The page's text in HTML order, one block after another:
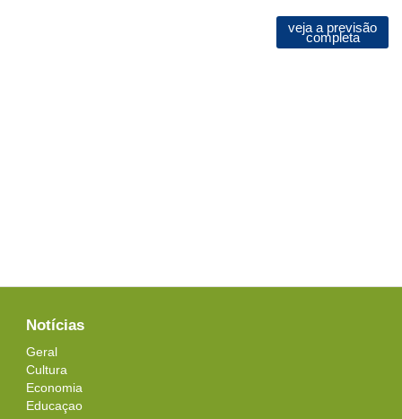
veja a previsão
completa
Notícias
Geral
Cultura
Economia
Educaçao